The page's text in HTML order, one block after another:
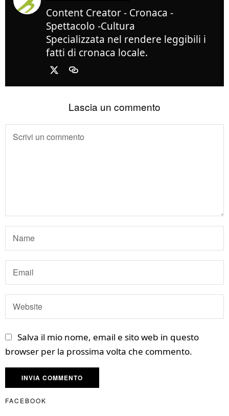
Content Creator - Cronaca -
Spettacolo -Cultura
Specializzata nel rendere leggibili i
fatti di cronaca locale.
Lascia un commento
Salva il mio nome, email e sito web in questo
browser per la prossima volta che commento.
FACEBOOK